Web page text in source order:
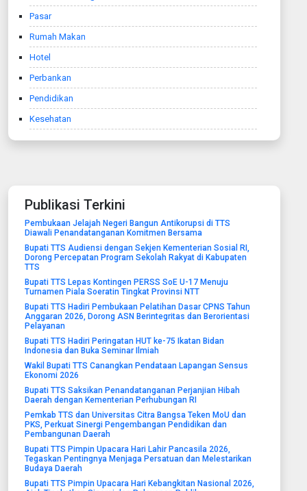
Pasar
Rumah Makan
Hotel
Perbankan
Pendidikan
Kesehatan
Publikasi Terkini
Pembukaan Jelajah Negeri Bangun Antikorupsi di TTS
Diawali Penandatanganan Komitmen Bersama
Bupati TTS Audiensi dengan Sekjen Kementerian Sosial RI,
Dorong Percepatan Program Sekolah Rakyat di Kabupaten
TTS
Bupati TTS Lepas Kontingen PERSS SoE U-17 Menuju
Turnamen Piala Soeratin Tingkat Provinsi NTT
Bupati TTS Hadiri Pembukaan Pelatihan Dasar CPNS Tahun
Anggaran 2026, Dorong ASN Berintegritas dan Berorientasi
Pelayanan
Bupati TTS Hadiri Peringatan HUT ke-75 Ikatan Bidan
Indonesia dan Buka Seminar Ilmiah
Wakil Bupati TTS Canangkan Pendataan Lapangan Sensus
Ekonomi 2026
Bupati TTS Saksikan Penandatanganan Perjanjian Hibah
Daerah dengan Kementerian Perhubungan RI
Pemkab TTS dan Universitas Citra Bangsa Teken MoU dan
PKS, Perkuat Sinergi Pengembangan Pendidikan dan
Pembangunan Daerah
Bupati TTS Pimpin Upacara Hari Lahir Pancasila 2026,
Tegaskan Pentingnya Menjaga Persatuan dan Melestarikan
Budaya Daerah
Bupati TTS Pimpin Upacara Hari Kebangkitan Nasional 2026,